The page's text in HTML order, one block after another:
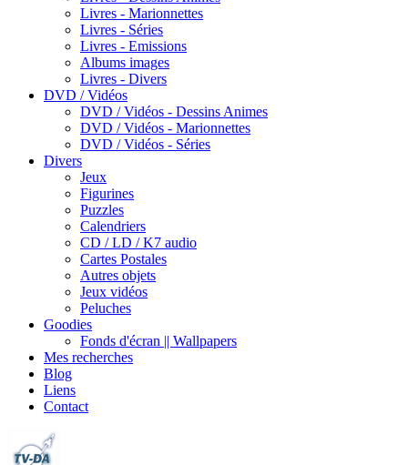
Livres - Marionnettes
Livres - Séries
Livres - Emissions
Albums images
Livres - Divers
DVD / Vidéos
DVD / Vidéos - Dessins Animes
DVD / Vidéos - Marionnettes
DVD / Vidéos - Séries
Divers
Jeux
Figurines
Puzzles
Calendriers
CD / LD / K7 audio
Cartes Postales
Autres objets
Jeux vidéos
Peluches
Goodies
Fonds d'écran || Wallpapers
Mes recherches
Blog
Liens
Contact